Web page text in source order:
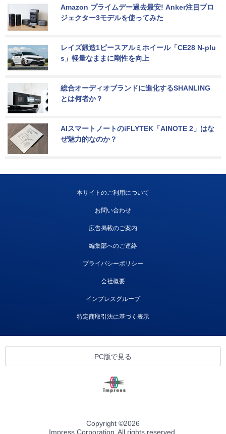
Amazon プライムデー過去最安! Anker注目プロ
ジェクター3モデルを使ってみた
レイズ鍛造1ピースアルミホイール「CE28 N-plu
s」軽量なままに剛性を向上
総合オーディオブランドに進化するSHANLING
とは何者か？
AIスマートノートのiFLYTEK「AINOTE 2」はな
ぜ魅力的なのか？
本サイトのご利用について
お問い合わせ
広告掲載のご案内
編集部へのご連絡
プライバシーポリシー
会社概要
インプレスグループ
特定商取引法に基づく表示
PC版で見る
Copyright ©2026
Impress Corporation. All rights reserved.